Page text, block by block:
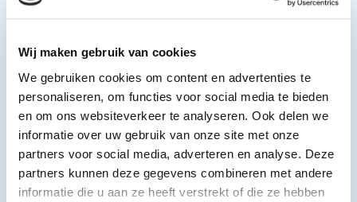
Wij maken gebruik van cookies
We gebruiken cookies om content en advertenties te
personaliseren, om functies voor social media te bieden
en om ons websiteverkeer te analyseren. Ook delen we
informatie over uw gebruik van onze site met onze
partners voor social media, adverteren en analyse. Deze
partners kunnen deze gegevens combineren met andere
informatie die u aan ze heeft verstrekt of die ze hebben